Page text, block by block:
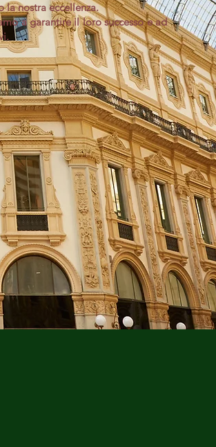
la nostra eccellenza.
a garantire il loro successo e ad